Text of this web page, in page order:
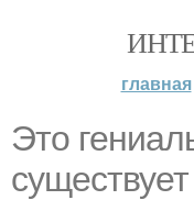
главная
Это